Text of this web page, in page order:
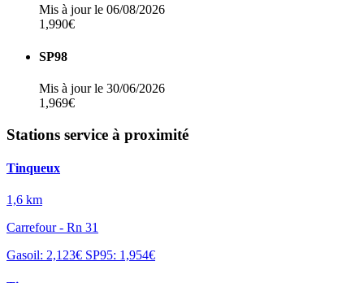
Mis à jour le 06/08/2026
1,990€
SP98
Mis à jour le 30/06/2026
1,969€
Stations service à proximité
Tinqueux
1,6 km
Carrefour - Rn 31
Gasoil: 2,123€ SP95: 1,954€